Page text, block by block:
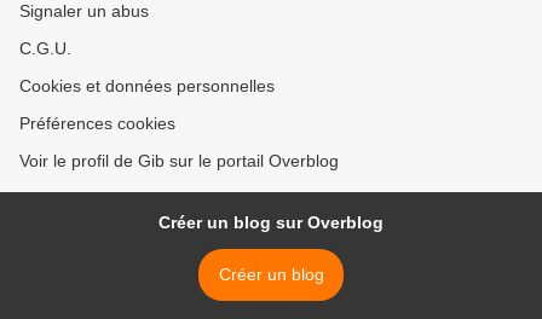
Signaler un abus
C.G.U.
Cookies et données personnelles
Préférences cookies
Voir le profil de Gib sur le portail Overblog
Créer un blog sur Overblog
Créer un blog